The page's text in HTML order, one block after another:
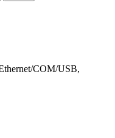
COM/USB,